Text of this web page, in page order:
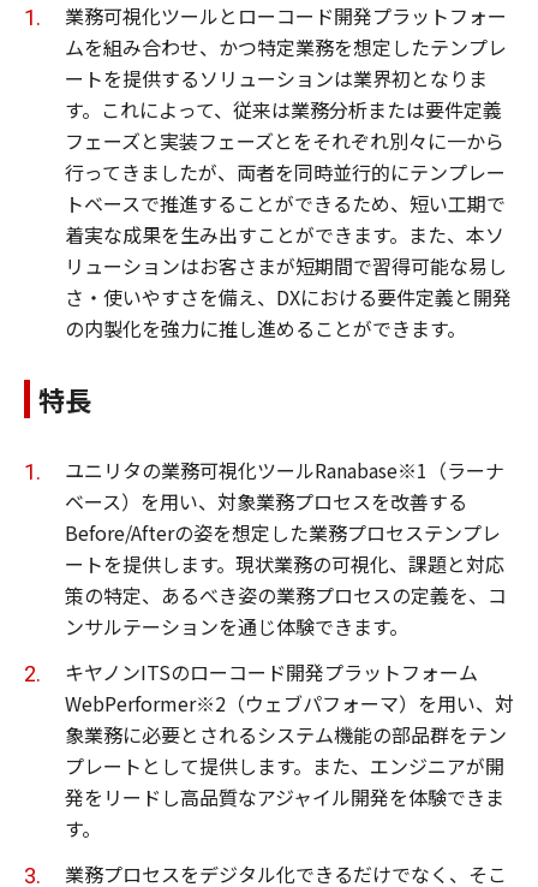
業務可視化ツールとローコード開発プラットフォー
ムを組み合わせ、かつ特定業務を想定したテンプレ
ートを提供するソリューションは業界初となりま
す。これによって、従来は業務分析または要件定義
フェーズと実装フェーズとをそれぞれ別々に一から
行ってきましたが、両者を同時並行的にテンプレー
トベースで推進することができるため、短い工期で
着実な成果を生み出すことができます。また、本ソ
リューションはお客さまが短期間で習得可能な易し
さ・使いやすさを備え、DXにおける要件定義と開発
の内製化を強力に推し進めることができます。
特長
ユニリタの業務可視化ツールRanabase※1（ラーナ
ベース）を用い、対象業務プロセスを改善する
Before/Afterの姿を想定した業務プロセステンプレ
ートを提供します。現状業務の可視化、課題と対応
策の特定、あるべき姿の業務プロセスの定義を、コ
ンサルテーションを通じ体験できます。
キヤノンITSのローコード開発プラットフォーム
WebPerformer※2（ウェブパフォーマ）を用い、対
象業務に必要とされるシステム機能の部品群をテン
プレートとして提供します。また、エンジニアが開
発をリードし高品質なアジャイル開発を体験できま
す。
業務プロセスをデジタル化できるだけでなく、そこ